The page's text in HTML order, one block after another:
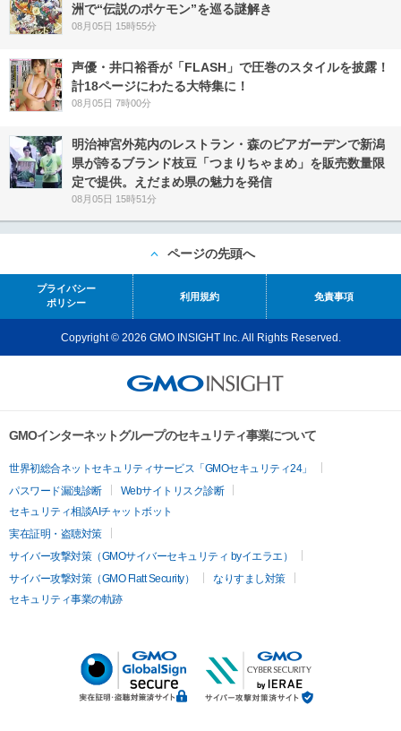
洲で“伝説のポケモン”を巡る謎解き
08月05日 15時55分
声優・井口裕香が「FLASH」で圧巻のスタイルを披露！
計18ページにわたる大特集に！
08月05日 7時00分
明治神宮外苑内のレストラン・森のビアガーデンで新潟
県が誇るブランド枝豆「つまりちゃまめ」を販売数量限
定で提供。えだまめ県の魅力を発信
08月05日 15時51分
ページの先頭へ
プライバシー
ポリシー
利用規約 免責事項
Copyright © 2026 GMO INSIGHT Inc. All Rights Reserved.
GMOインターネットグループのセキュリティ事業について
世界初総合ネットセキュリティサービス「GMOセキュリティ24」
パスワード漏洩診断
Webサイトリスク診断
セキュリティ相談AIチャットボット
実在証明・盗聴対策
サイバー攻撃対策（GMOサイバーセキュリティ byイエラエ）
サイバー攻撃対策（GMO Flatt Security）
なりすまし対策
セキュリティ事業の軌跡